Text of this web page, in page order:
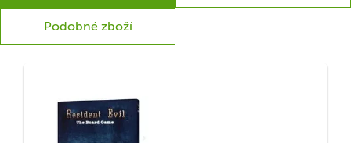
Podobné zboží